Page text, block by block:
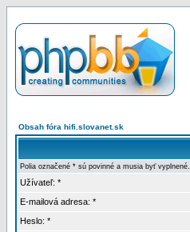
Obsah fóra hifi.slovanet.sk
Polia označené * sú povinné a musia byť vyplnené.
Užívateľ: *
E-mailová adresa: *
Heslo: *